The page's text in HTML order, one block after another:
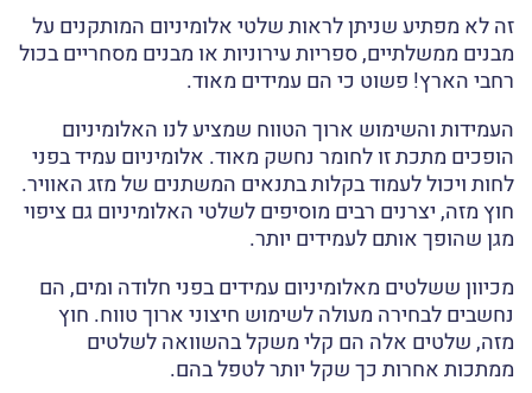
זה לא מפתיע שניתן לראות שלטי אלומיניום המותקנים על
מבנים ממשלתיים, ספריות עירוניות או מבנים מסחריים בכול
רחבי הארץ! פשוט כי הם עמידים מאוד.
העמידות והשימוש ארוך הטווח שמציע לנו האלומיניום
הופכים מתכת זו לחומר נחשק מאוד. אלומיניום עמיד בפני
לחות ויכול לעמוד בקלות בתנאים המשתנים של מזג האוויר.
חוץ מזה, יצרנים רבים מוסיפים לשלטי האלומיניום גם ציפוי
מגן שהופך אותם לעמידים יותר.
מכיוון ששלטים מאלומיניום עמידים בפני חלודה ומים, הם
נחשבים לבחירה מעולה לשימוש חיצוני ארוך טווח. חוץ
מזה, שלטים אלה הם קלי משקל בהשוואה לשלטים
ממתכות אחרות כך שקל יותר לטפל בהם.